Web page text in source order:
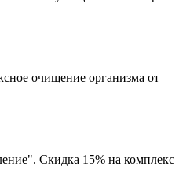
очищение организма от
Скидка 15% на комплекс